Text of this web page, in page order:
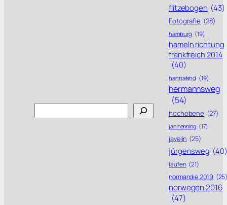
flitzebogen (43)
Fotografie (28)
hamburg (19)
hameln richtung
frankfreich 2014
(40)
hannaland (19)
hermannsweg
(54)
hochebene (27)
jan henning (17)
javelin (25)
jürgensweg (40)
laufen (21)
normandie 2019
norwegen 2016
(47)